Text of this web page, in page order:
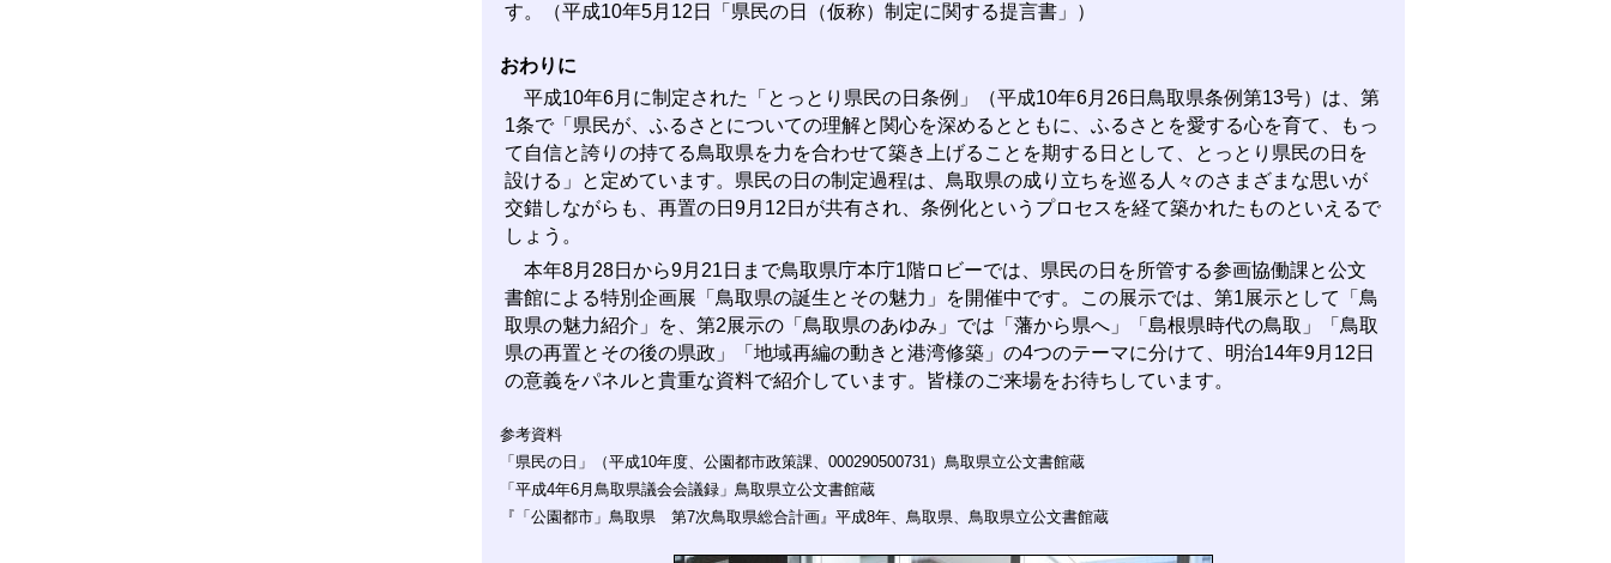
す。（平成10年5月12日「県民の日（仮称）制定に関する提言書」）
おわりに
平成10年6月に制定された「とっとり県民の日条例」（平成10年6月26日鳥取県条例第13号）は、第
1条で「県民が、ふるさとについての理解と関心を深めるとともに、ふるさとを愛する心を育て、もっ
て自信と誇りの持てる鳥取県を力を合わせて築き上げることを期する日として、とっとり県民の日を
設ける」と定めています。県民の日の制定過程は、鳥取県の成り立ちを巡る人々のさまざまな思いが
交錯しながらも、再置の日9月12日が共有され、条例化というプロセスを経て築かれたものといえるで
しょう。
本年8月28日から9月21日まで鳥取県庁本庁1階ロビーでは、県民の日を所管する参画協働課と公文
書館による特別企画展「鳥取県の誕生とその魅力」を開催中です。この展示では、第1展示として「鳥
取県の魅力紹介」を、第2展示の「鳥取県のあゆみ」では「藩から県へ」「島根県時代の鳥取」「鳥取
県の再置とその後の県政」「地域再編の動きと港湾修築」の4つのテーマに分けて、明治14年9月12日
の意義をパネルと貴重な資料で紹介しています。皆様のご来場をお待ちしています。
参考資料
「県民の日」（平成10年度、公園都市政策課、000290500731）鳥取県立公文書館蔵
「平成4年6月鳥取県議会会議録」鳥取県立公文書館蔵
『「公園都市」鳥取県 第7次鳥取県総合計画』平成8年、鳥取県、鳥取県立公文書館蔵